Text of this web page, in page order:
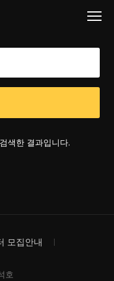
색한 결과입니다.
모집안내
호